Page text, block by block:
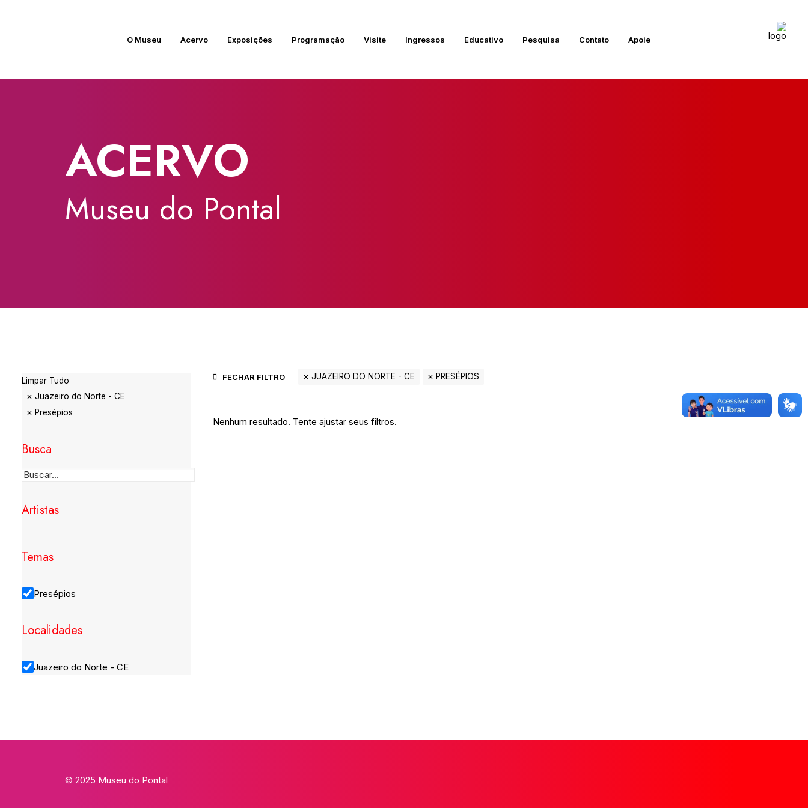
O Museu Acervo Exposições Programação Visite Ingressos Educativo Pesquisa Contato Apoie
ACERVO
Museu do Pontal
Limpar Tudo
Juazeiro do Norte - CE
Presépios
Busca
Artistas
Temas
Presépios
Localidades
Juazeiro do Norte - CE
FECHAR FILTRO JUAZEIRO DO NORTE - CE PRESÉPIOS
Nenhum resultado. Tente ajustar seus filtros.
© 2025 Museu do Pontal